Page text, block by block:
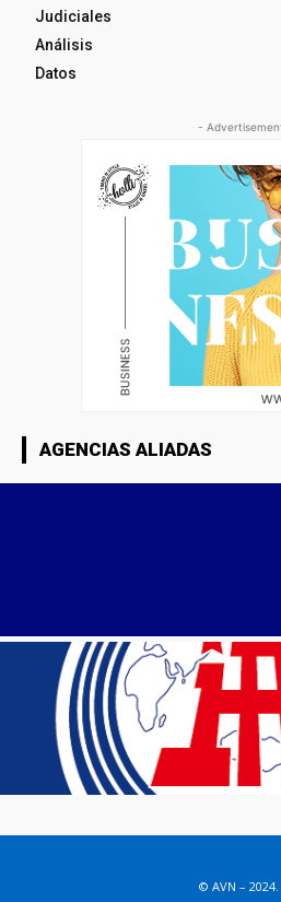
Judiciales
Análisis
Datos
-
AGENCIAS ALIADAS
© AVN –